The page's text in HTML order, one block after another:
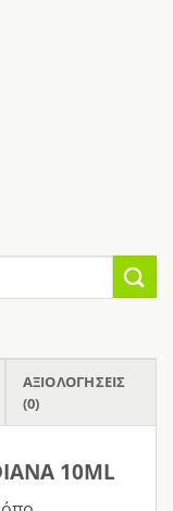
ΑΞΙΟΛΟΓΉΣΕΙΣ
(0)
10ML